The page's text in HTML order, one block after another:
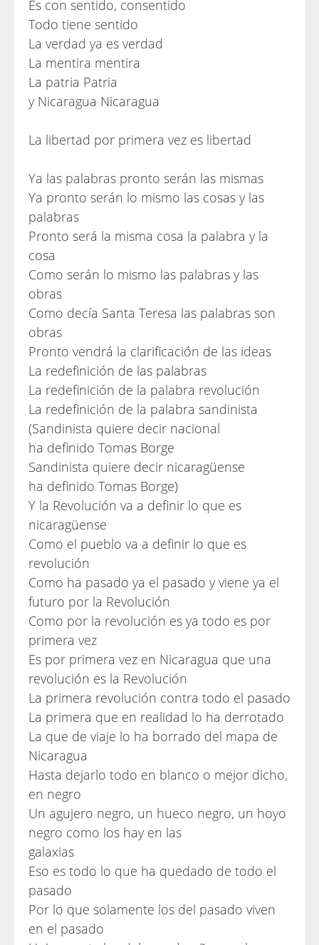
Es con sentido, consentido
Todo tiene sentido
La verdad ya es verdad
La mentira mentira
La patria Patria
y Nicaragua Nicaragua
La libertad por primera vez es libertad
Ya las palabras pronto serán las mismas
Ya pronto serán lo mismo las cosas y las
palabras
Pronto será la misma cosa la palabra y la
cosa
Como serán lo mismo las palabras y las
obras
Como decía Santa Teresa las palabras son
obras
Pronto vendrá la clarificación de las ideas
La redefinición de las palabras
La redefinición de la palabra revolución
La redefinición de la palabra sandinista
(Sandinista quiere decir nacional
ha definido Tomas Borge
Sandinista quiere decir nicaragüense
ha definido Tomas Borge)
Y la Revolución va a definir lo que es
nicaragüense
Como el pueblo va a definir lo que es
revolución
Como ha pasado ya el pasado y viene ya el
futuro por la Revolución
Como por la revolución es ya todo es por
primera vez
Es por primera vez en Nicaragua que una
revolución es la Revolución
La primera revolución contra todo el pasado
La primera que en realidad lo ha derrotado
La que de viaje lo ha borrado del mapa de
Nicaragua
Hasta dejarlo todo en blanco o mejor dicho,
en negro
Un agujero negro, un hueco negro, un hoyo
negro como los hay en las
galaxias
Eso es todo lo que ha quedado de todo el
pasado
Por lo que solamente los del pasado viven
en el pasado